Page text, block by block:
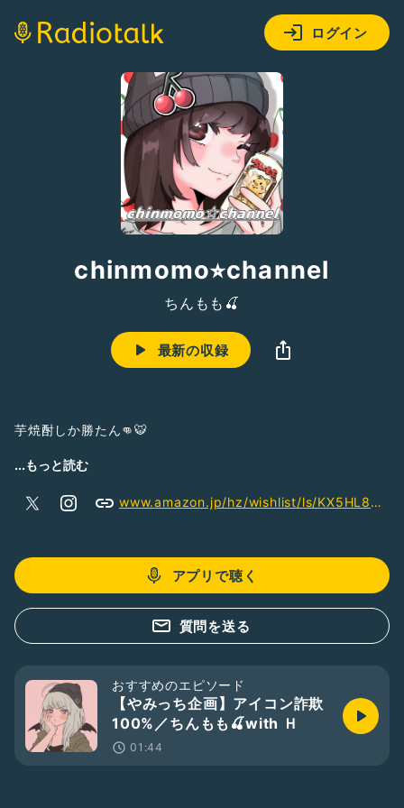
ログイン
chinmomo⭐︎channel
ちんもも🍒
最新の収録
芋焼酎しか勝たん👊🐯
虎ガールズ🐯🍒
たまにウクレレ弾いてるよ🍶♡
...もっと読む
www.amazon.jp/hz/wishlist/ls/KX5HL8X041BT?ref_=wl_share
アプリで聴く
質問を送る
おすすめのエピソード
【やみっち企画】アイコン詐欺
100%／ちんもも🍒with Ｈ
01:44